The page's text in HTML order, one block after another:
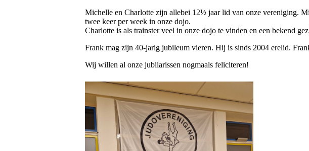
Michelle en Charlotte zijn allebei 12½ jaar lid van onze vereniging.
twee keer per week in onze dojo.
Charlotte is als trainster veel in onze dojo te vinden en een bekend
Frank mag zijn 40-jarig jubileum vieren. Hij is sinds 2004 erelid.
Wij willen al onze jubilarissen nogmaals feliciteren!